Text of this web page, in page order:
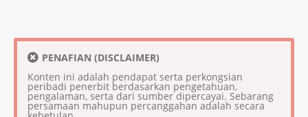
PENAFIAN (DISCLAIMER)
Konten ini adalah pendapat serta perkongsian
peribadi penerbit berdasarkan pengetahuan,
pengalaman, serta dari sumber dipercayai. Sebarang
persamaan mahupun percanggahan adalah secara